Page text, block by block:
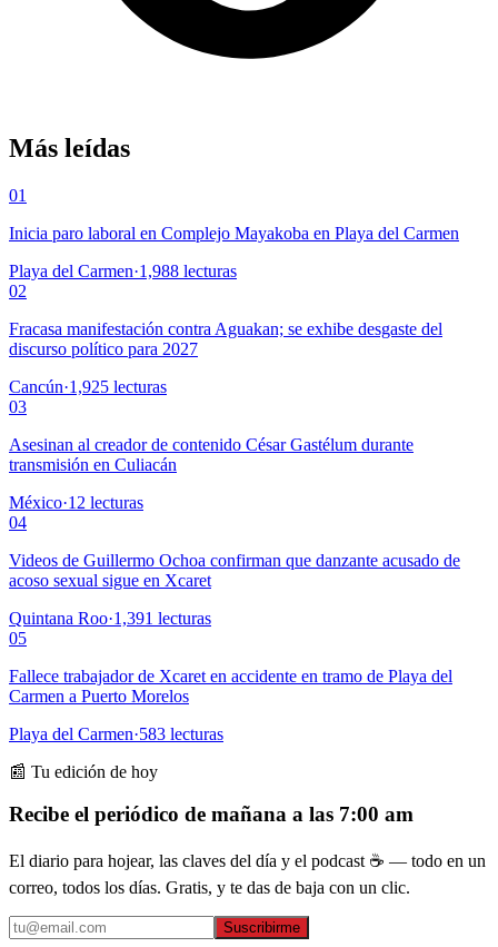
Más leídas
01
Inicia paro laboral en Complejo Mayakoba en Playa del Carmen
Playa del Carmen·1,988 lecturas
02
Fracasa manifestación contra Aguakan; se exhibe desgaste del
discurso político para 2027
Cancún·1,925 lecturas
03
Asesinan al creador de contenido César Gastélum durante
transmisión en Culiacán
México·12 lecturas
04
Videos de Guillermo Ochoa confirman que danzante acusado de
acoso sexual sigue en Xcaret
Quintana Roo·1,391 lecturas
05
Fallece trabajador de Xcaret en accidente en tramo de Playa del
Carmen a Puerto Morelos
Playa del Carmen·583 lecturas
📰 Tu edición de hoy
Recibe el periódico de mañana a las 7:00 am
El diario para hojear, las claves del día y el podcast ☕ — todo en un
correo, todos los días. Gratis, y te das de baja con un clic.
Suscribirme